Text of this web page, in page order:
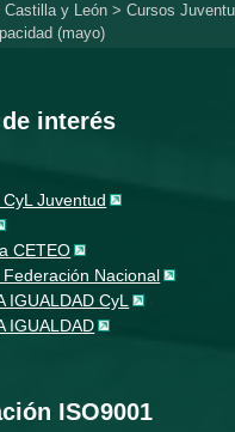
Castilla y León >Cursos
(mayo)
interés
CyL Juventud
CETEO
Federación Nacional
IGUALDAD CyL
IGUALDAD
ISO9001